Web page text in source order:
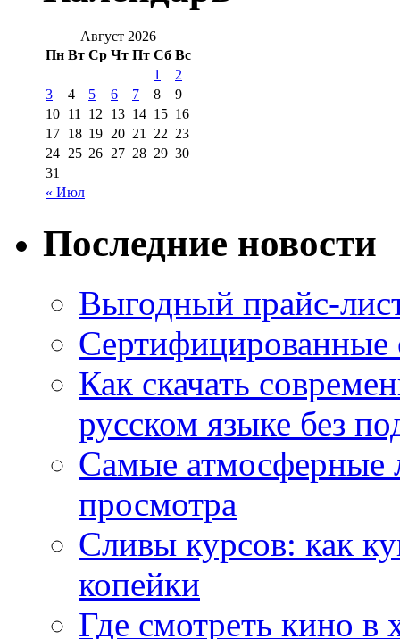
Август 2026
Пн Вт Ср Чт Пт Сб Вс
« Июл
1
2
3
4 5 6 7 8
9
10 11 12 13 14 15 16
17 18 19 20 21 22 23
24 25 26 27 28 29 30
31
Последние новости
Выгодный прайс-
Как скачать
русском языке без
Самые атмосферные
просмотра
Сливы курсов: как
копейки
Где смотреть кино в